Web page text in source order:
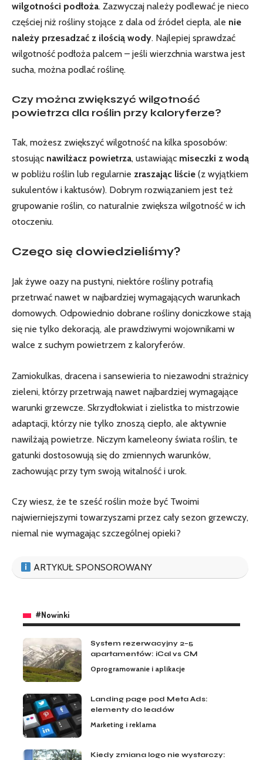
wilgotności podłoża. Zazwyczaj należy podlewać je ⁢nieco
częściej niż rośliny stojące z dala od źródeł ciepła, ale nie
należy przesadzać z ilością wody. Najlepiej sprawdzać
wilgotność podłoża palcem – jeśli⁢ wierzchnia warstwa jest
sucha, można podlać roślinę.
Czy można zwiększyć wilgotność‌
powietrza dla roślin przy kaloryferze?
Tak, możesz zwiększyć wilgotność na kilka sposobów:
stosując nawilżacz powietrza, ustawiając⁢ miseczki z wodą
w pobliżu roślin lub regularnie zraszając liście (z wyjątkiem
sukulentów i kaktusów). Dobrym rozwiązaniem jest też
grupowanie roślin, co naturalnie zwiększa wilgotność⁤ w ich
otoczeniu.
Czego się dowiedzieliśmy?
Jak żywe oazy na pustyni, niektóre rośliny potrafią
przetrwać nawet w najbardziej wymagających warunkach
domowych. Odpowiednio dobrane ⁢rośliny doniczkowe stają
się nie tylko dekoracją, ale prawdziwymi wojownikami w
‍walce z suchym powietrzem‌ z kaloryferów.
Zamiokulkas, dracena i sansewieria to niezawodni strażnicy
zieleni, którzy przetrwają nawet najbardziej ‍wymagające
warunki grzewcze. Skrzydłokwiat i zielistka to mistrzowie
adaptacji, którzy nie tylko⁢ znoszą ciepło, ale aktywnie
⁤nawilżają powietrze. Niczym⁢ kameleony świata roślin, te
gatunki ‌dostosowują‍ się do zmiennych warunków,
zachowując przy tym swoją witalność i urok.
Czy wiesz, że te ‍sześć roślin może być Twoimi
najwierniejszymi towarzyszami przez cały sezon grzewczy,
niemal ​nie wymagając szczególnej opieki?
ARTYKUŁ SPONSOROWANY
#Nowinki
System rezerwacyjny 2–5
apartamentów: iCal vs CM
Oprogramowanie i aplikacje
Landing page pod Meta Ads:
elementy do leadów
Marketing i reklama
Kiedy zmiana logo nie wystarczy: